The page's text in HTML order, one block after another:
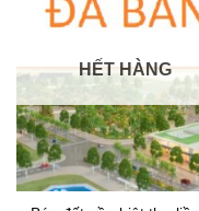
HẾT HÀNG